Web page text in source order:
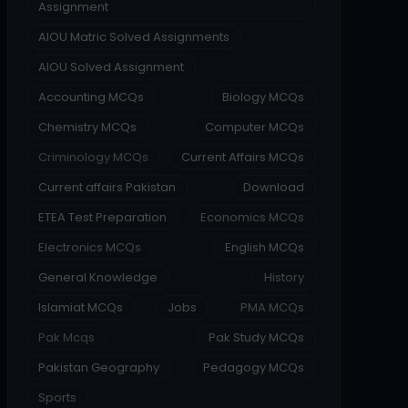
Assignment
AIOU Matric Solved Assignments
AIOU Solved Assignment
Accounting MCQs
Biology MCQs
Chemistry MCQs
Computer MCQs
Criminology MCQs
Current Affairs MCQs
Current affairs Pakistan
Download
ETEA Test Preparation
Economics MCQs
Electronics MCQs
English MCQs
General Knowledge
History
Islamiat MCQs
Jobs
PMA MCQs
Pak Mcqs
Pak Study MCQs
Pakistan Geography
Pedagogy MCQs
Sports